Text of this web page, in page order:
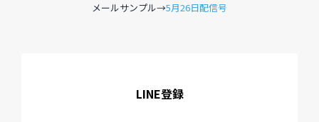
メールサンプル→5月26日配信号
LINE登録